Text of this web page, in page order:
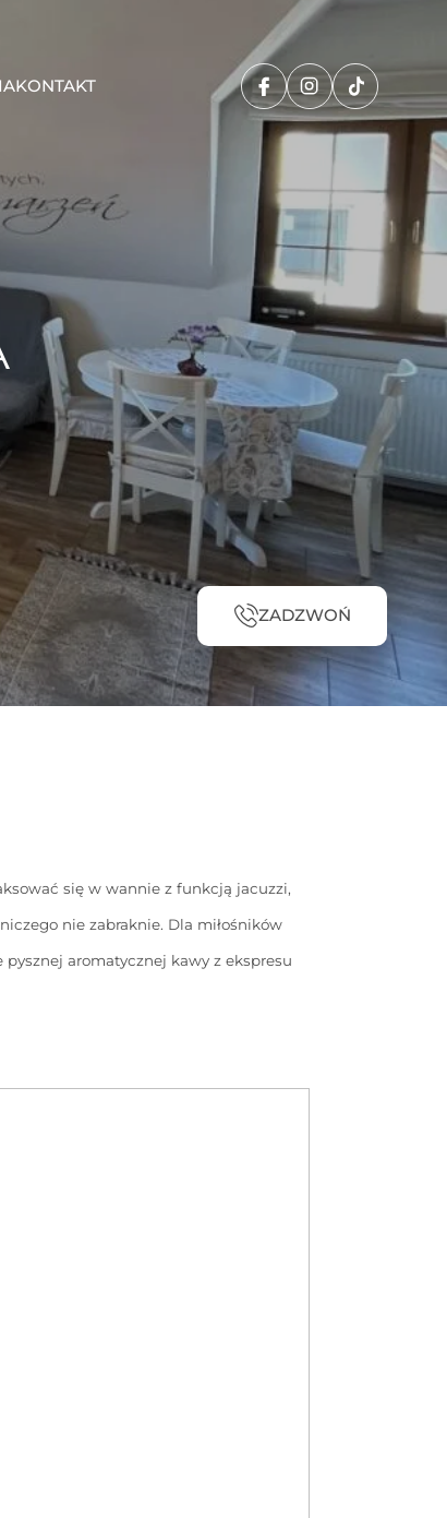
KONTAKT
ZADZWOŃ
się w wannie z funkcją jacuzzi,
nie zabraknie. Dla miłośników
aromatycznej kawy z ekspresu